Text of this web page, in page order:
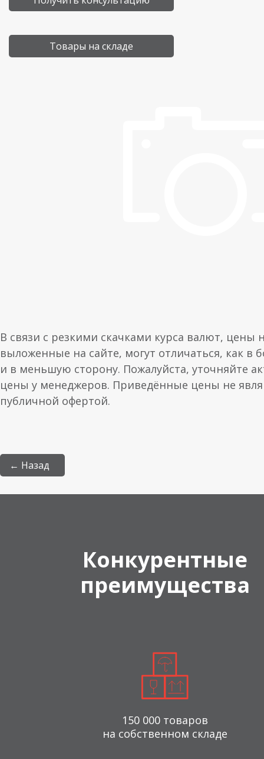
Товары на складе
В связи с резкими скачками курса валют, цены
выложенные на сайте, могут отличаться, как в
и в меньшую сторону. Пожалуйста, уточняйте
цены у менеджеров. Приведённые цены не
публичной офертой.
← Назад
Конкурентные
преимущества
150 000 товаров
на собственном складе